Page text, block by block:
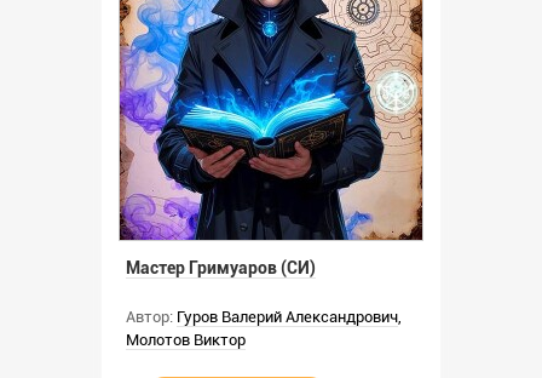
Мастер Гримуаров (СИ)
Автор: Гуров Валерий Александрович,
Молотов Виктор